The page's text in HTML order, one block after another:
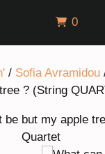
0
/ Sofia Avramidou
? (String